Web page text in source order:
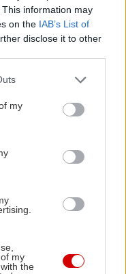
This information may
on the IAB’s List of
disclose it to other
one or more Google
You may click to
third-party tags to
in below Google
my
my
the
Ο γύρος
καλαμάκια του
προτάσεις, θα
ή
και πρόβειο
να μη φύγει
από 3,80€.
Πετρούπολη έχει